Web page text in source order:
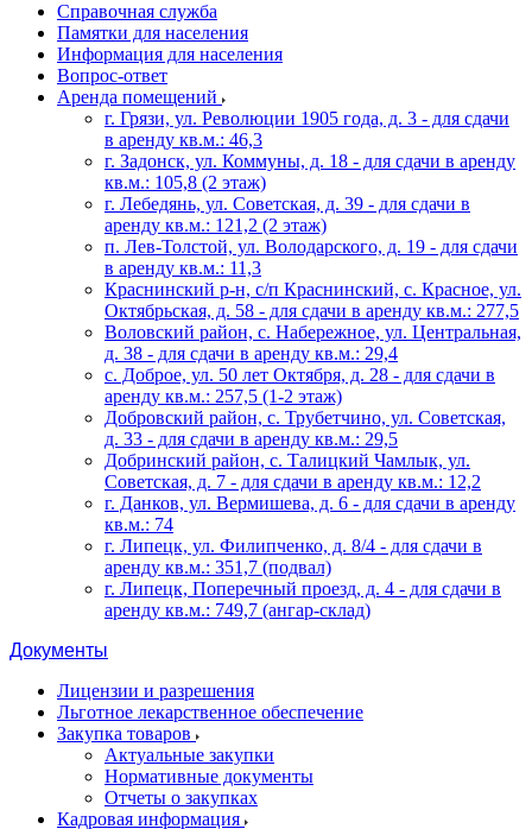
Справочная служба
Памятки для населения
Информация для населения
Вопрос-ответ
Аренда помещений
г. Грязи, ул. Революции 1905 года, д. 3 - для сдачи
в аренду кв.м.: 46,3
г. Задонск, ул. Коммуны, д. 18 - для сдачи в аренду
кв.м.: 105,8 (2 этаж)
г. Лебедянь, ул. Советская, д. 39 - для сдачи в
аренду кв.м.: 121,2 (2 этаж)
п. Лев-Толстой, ул. Володарского, д. 19 - для сдачи
в аренду кв.м.: 11,3
Краснинский р-н, с/п Краснинский, с. Красное, ул.
Октябрьская, д. 58 - для сдачи в аренду кв.м.: 277,5
Воловский район, с. Набережное, ул. Центральная,
д. 38 - для сдачи в аренду кв.м.: 29,4
с. Доброе, ул. 50 лет Октября, д. 28 - для сдачи в
аренду кв.м.: 257,5 (1-2 этаж)
Добровский район, с. Трубетчино, ул. Советская,
д. 33 - для сдачи в аренду кв.м.: 29,5
Добринский район, с. Талицкий Чамлык, ул.
Советская, д. 7 - для сдачи в аренду кв.м.: 12,2
г. Данков, ул. Вермишева, д. 6 - для сдачи в аренду
кв.м.: 74
г. Липецк, ул. Филипченко, д. 8/4 - для сдачи в
аренду кв.м.: 351,7 (подвал)
г. Липецк, Поперечный проезд, д. 4 - для сдачи в
аренду кв.м.: 749,7 (ангар-склад)
Документы
Лицензии и разрешения
Льготное лекарственное обеспечение
Закупка товаров
Актуальные закупки
Нормативные документы
Отчеты о закупках
Кадровая информация